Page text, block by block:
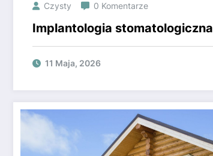
Czysty 0 Komentarze
Implantologia stomatologiczna
11 Maja, 2026